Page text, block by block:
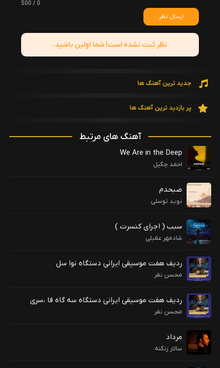
0 / 500
ارسال نظر
نظر ثبت نشده است! شما اولین باشید.
جدید ترین آهنگ ها
پر بازدید ترین آهنگ ها
آهنگ های مرتبط
We Are in the Deep
احمد چگیل
صبحدم
نوید توسلی
سبب ( اجرای کنسرت )
شادمهر عقیلی
ردیف هفت موسیقی ایرانی دستگاه نوا سل
محسن نفر
ردیف هفت موسیقی ایرانی دستگاه سه گاه فا ،سری
محسن نفر
مرداد
سالار زنگنه